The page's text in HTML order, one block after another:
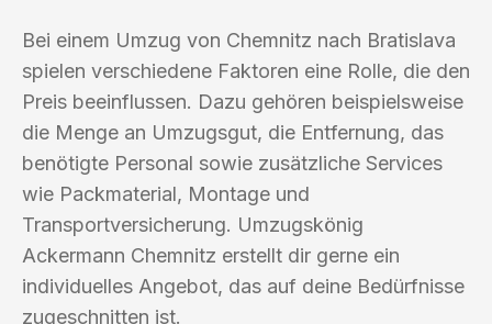
Bei einem Umzug von Chemnitz nach Bratislava
spielen verschiedene Faktoren eine Rolle, die den
Preis beeinflussen. Dazu gehören beispielsweise
die Menge an Umzugsgut, die Entfernung, das
benötigte Personal sowie zusätzliche Services
wie Packmaterial, Montage und
Transportversicherung. Umzugskönig
Ackermann Chemnitz erstellt dir gerne ein
individuelles Angebot, das auf deine Bedürfnisse
zugeschnitten ist.